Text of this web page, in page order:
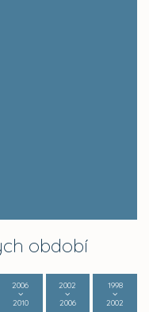
období
2006
2010
2002
2006
1998
2002